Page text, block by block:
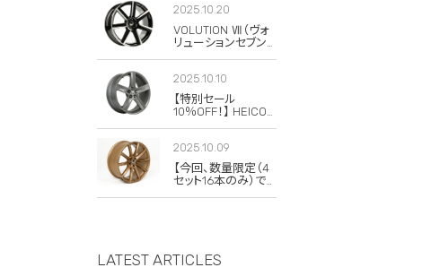
ERAD（電動リアアク
スル駆動）交換・エア
コンコンプレッサー
交換
2025.10.20
VOLUTION Ⅶ（ヴォ
リューションセブン）
2025.10.10
【特別セール
10％OFF！】 HEICO
Classic 8×19 チタニ
ウム 4本セット
2025.10.09
【今回、数量限定（4
セット16本のみ）で
LATEST ARTICLES